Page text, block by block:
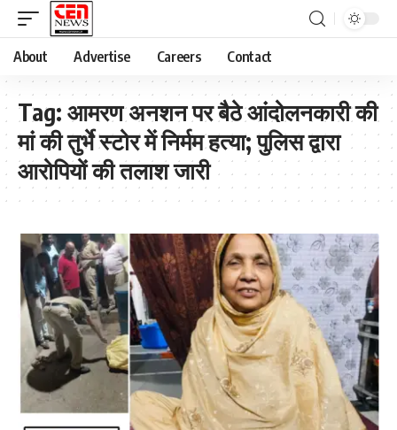
About Advertise Careers Contact
Tag: आमरण अनशन पर बैठे आंदोलनकारी की
मां की तुर्भे स्टोर में निर्मम हत्या; पुलिस द्वारा
आरोपियों की तलाश जारी